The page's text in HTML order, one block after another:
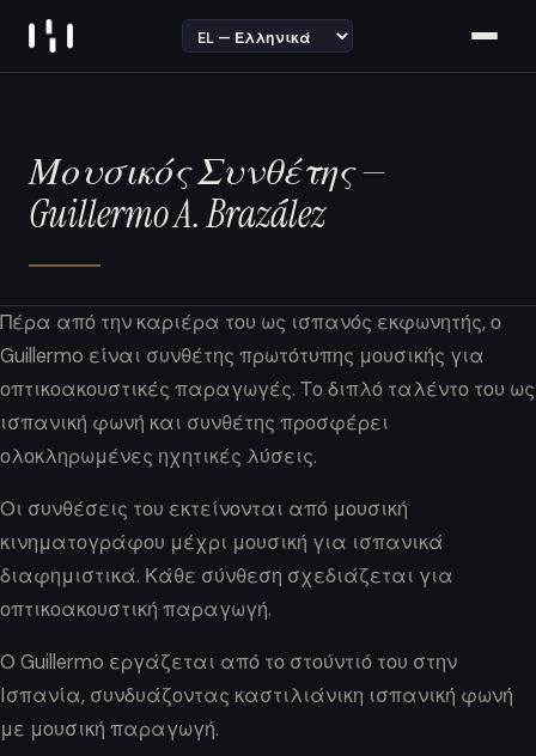
Skip to content
Μουσικός Συνθέτης —
Guillermo A. Brazález
Πέρα από την καριέρα του ως ισπανός εκφωνητής, ο
Guillermo είναι συνθέτης πρωτότυπης μουσικής για
οπτικοακουστικές παραγωγές. Το διπλό ταλέντο του ως
ισπανική φωνή και συνθέτης προσφέρει
ολοκληρωμένες ηχητικές λύσεις.
Οι συνθέσεις του εκτείνονται από μουσική
κινηματογράφου μέχρι μουσική για ισπανικά
διαφημιστικά. Κάθε σύνθεση σχεδιάζεται για
οπτικοακουστική παραγωγή.
Ο Guillermo εργάζεται από το στούντιό του στην
Ισπανία, συνδυάζοντας καστιλιάνικη ισπανική φωνή
με μουσική παραγωγή.